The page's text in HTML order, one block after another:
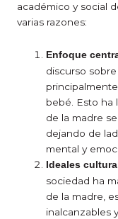
académico y social
varias razones:
Enfoque
discurso
bebé. Esto ha
de la madre
dejando de
mental y
Ideales
sociedad ha
de la madre,
inalcanzables